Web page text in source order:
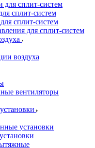
для сплит-систем
сплит-систем
сплит-систем
для сплит-систем
воздуха
вентиляторы
установки